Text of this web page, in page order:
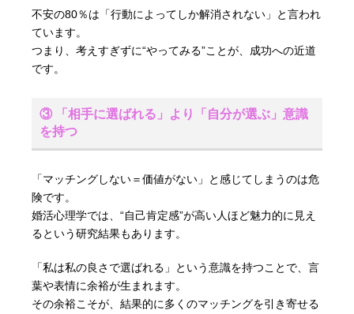
不安の80％は「行動によってしか解消されない」と言われ
ています。
つまり、考えすぎずに“やってみる”ことが、成功への近道
です。
③ 「相手に選ばれる」より「自分が選ぶ」意識
を持つ
「マッチングしない＝価値がない」と感じてしまうのは危
険です。
婚活心理学では、“自己肯定感”が高い人ほど魅力的に見え
るという研究結果もあります。
「私は私の良さで選ばれる」という意識を持つことで、言
葉や表情に余裕が生まれます。
その余裕こそが、結果的に多くのマッチングを引き寄せる